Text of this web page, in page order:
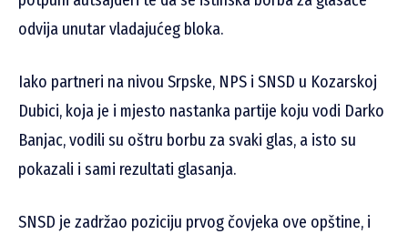
odvija unutar vladajućeg bloka.
Iako partneri na nivou Srpske, NPS i SNSD u Kozarskoj
Dubici, koja je i mjesto nastanka partije koju vodi Darko
Banjac, vodili su oštru borbu za svaki glas, a isto su
pokazali i sami rezultati glasanja.
SNSD je zadržao poziciju prvog čovjeka ove opštine, i